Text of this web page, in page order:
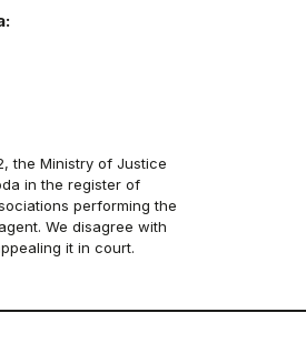
the Ministry of Justice
in the register of
performing the
We disagree with
it in court.